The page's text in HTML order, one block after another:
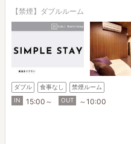
【禁煙】ダブルルーム
ダブル 食事なし
禁煙ルーム
IN
15:00～ OUT ～10:00